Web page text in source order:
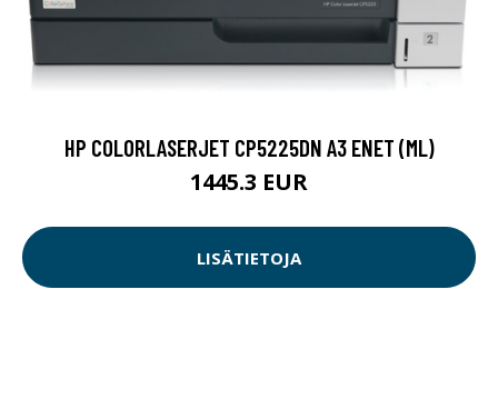
HP COLORLASERJET CP5225DN A3 ENET (ML)
1445.3 EUR
LISÄTIETOJA